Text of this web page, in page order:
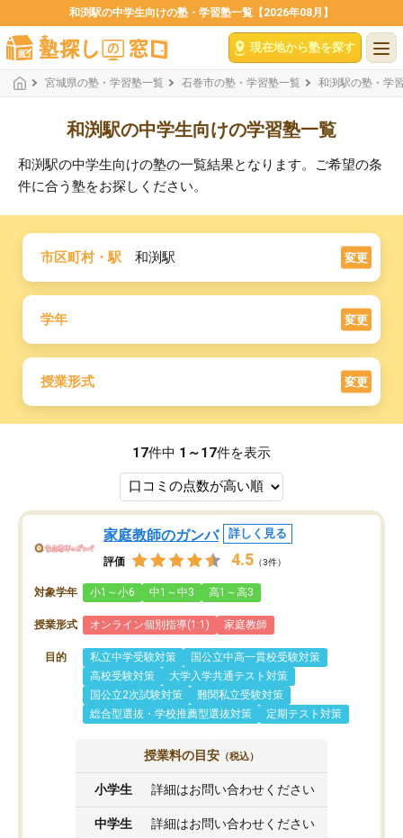
和渕駅の中学生向けの塾・学習塾一覧【2026年08月】
現在地から塾を探す
宮城県の塾・学習塾一覧 石巻市の塾・学習塾一覧 和渕駅の塾・学
和渕駅の中学生向けの学習塾一覧
和渕駅の中学生向けの塾の一覧結果となります。ご希望の条
件に合う塾をお探しください。
市区町村・駅 和渕駅 変更
学年 変更
授業形式 変更
17件中 1～17件を表示
家庭教師のガンバ 詳しく見る
評価 4.5 （3件）
対象学年 小1～小6 中1～中3 高1～高3
授業形式 オンライン個別指導(1:1) 家庭教師
目的 私立中学受験対策
国公立中高一貫校受験対策
高校受験対策
大学入学共通テスト対策
国公立2次試験対策
難関私立受験対策
総合型選抜・学校推薦型選抜対策
定期テスト対策
授業料の目安 （税込）
小学生 詳細はお問い合わせください
中学生 詳細はお問い合わせください